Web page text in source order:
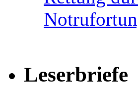
Leserbriefe